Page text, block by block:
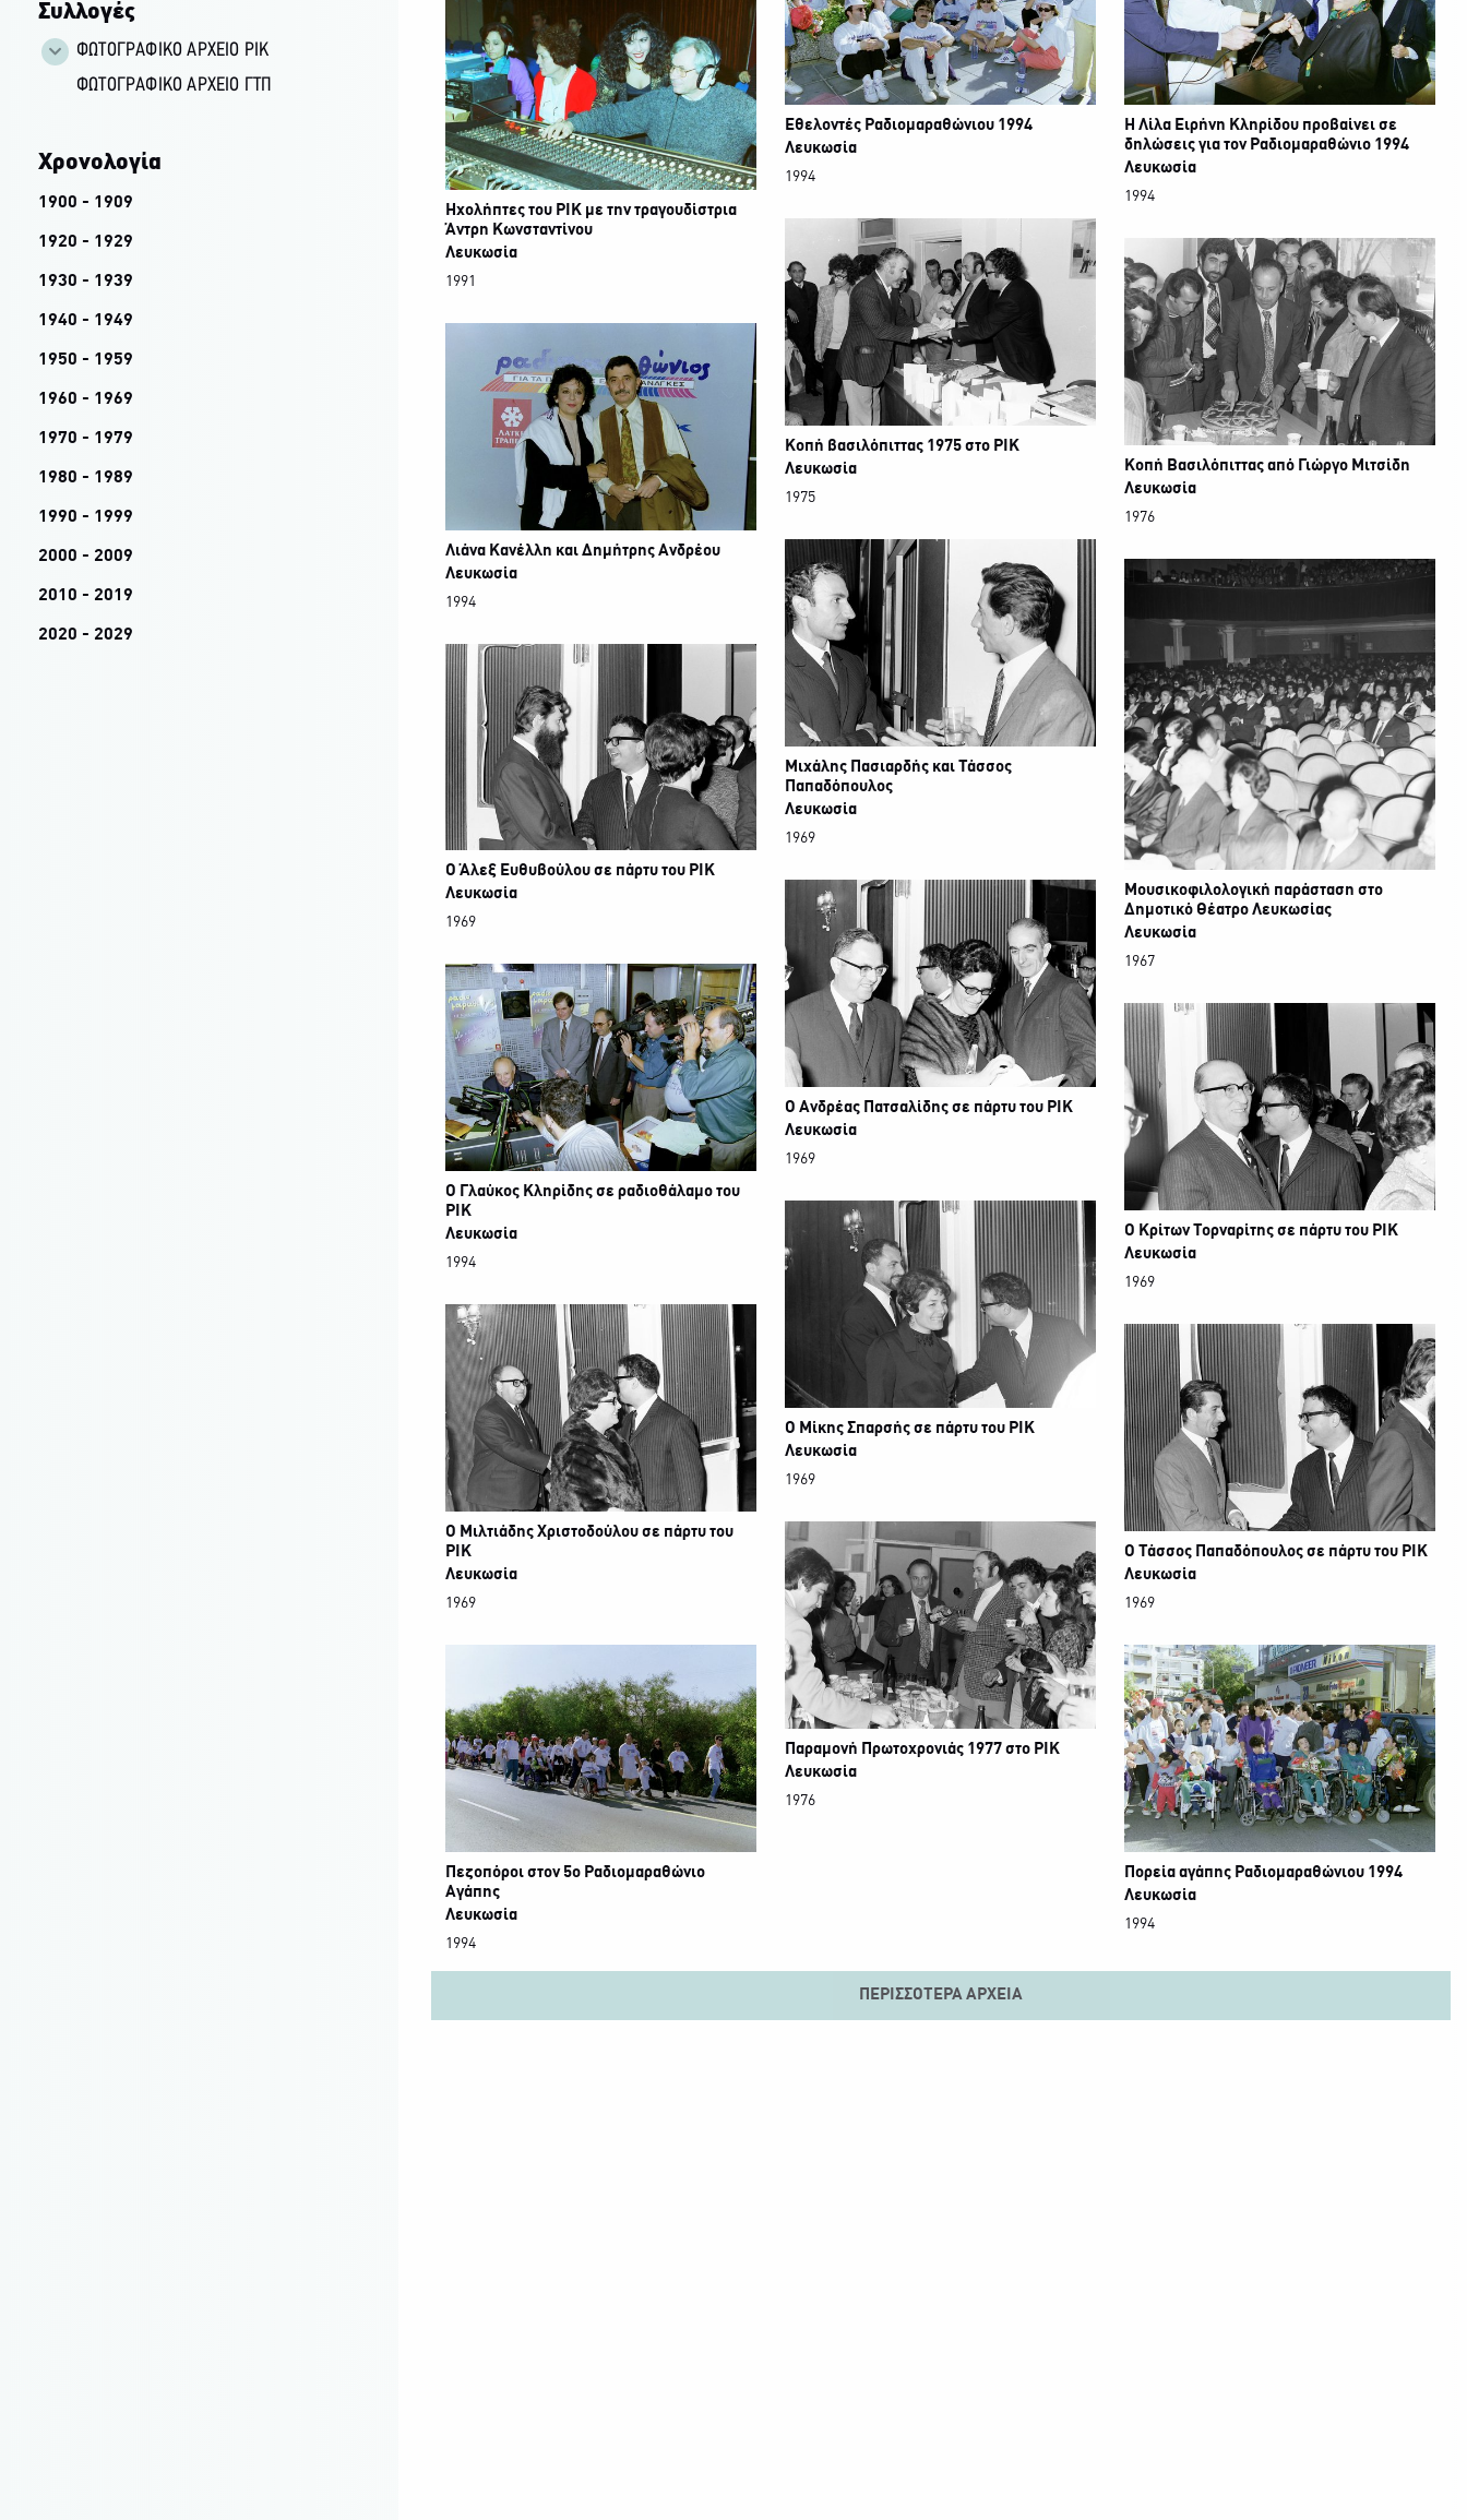
Συλλογές
ΦΩΤΟΓΡΑΦΙΚΌ ΑΡΧΕΊΟ ΡΙΚ
ΦΩΤΟΓΡΑΦΙΚΌ ΑΡΧΕΊΟ ΓΤΠ
Χρονολογία
1900 - 1909
1920 - 1929
1930 - 1939
1940 - 1949
1950 - 1959
1960 - 1969
1970 - 1979
1980 - 1989
1990 - 1999
2000 - 2009
2010 - 2019
2020 - 2029
Εθελοντές Ραδιομαραθώνιου 1994
Λευκωσία
1994
Η Λίλα Ειρήνη Κληρίδου προβαίνει σε
δηλώσεις για τον Ραδιομαραθώνιο 1994
Λευκωσία
1994
Ηχολήπτες του ΡΙΚ με την τραγουδίστρια
Άντρη Κωνσταντίνου
Λευκωσία
1991
Κοπή βασιλόπιττας 1975 στο ΡΙΚ
Λευκωσία
1975
Κοπή Βασιλόπιττας από Γιώργο Μιτσίδη
Λευκωσία
1976
Λιάνα Κανέλλη και Δημήτρης Ανδρέου
Λευκωσία
1994
Μιχάλης Πασιαρδής και Τάσσος
Παπαδόπουλος
Λευκωσία
1969
Μουσικοφιλολογική παράσταση στο
Δημοτικό Θέατρο Λευκωσίας
Λευκωσία
1967
Ο Άλεξ Ευθυβούλου σε πάρτυ του ΡΙΚ
Λευκωσία
1969
Ο Ανδρέας Πατσαλίδης σε πάρτυ του ΡΙΚ
Λευκωσία
1969
Ο Γλαύκος Κληρίδης σε ραδιοθάλαμο του
ΡΙΚ
Λευκωσία
1994
Ο Κρίτων Τορναρίτης σε πάρτυ του ΡΙΚ
Λευκωσία
1969
Ο Μίκης Σπαρσής σε πάρτυ του ΡΙΚ
Λευκωσία
1969
Ο Μιλτιάδης Χριστοδούλου σε πάρτυ του
ΡΙΚ
Λευκωσία
1969
Ο Τάσσος Παπαδόπουλος σε πάρτυ του ΡΙΚ
Λευκωσία
1969
Παραμονή Πρωτοχρονιάς 1977 στο ΡΙΚ
Λευκωσία
1976
Πεζοπόροι στον 5ο Ραδιομαραθώνιο
Αγάπης
Λευκωσία
1994
Πορεία αγάπης Ραδιομαραθώνιου 1994
Λευκωσία
1994
ΠΕΡΙΣΣΌΤΕΡΑ ΑΡΧΕΊΑ